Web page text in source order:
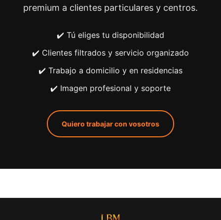
premium a clientes particulares y centros.
✔️ Tú eliges tu disponibilidad
✔️ Clientes filtrados y servicio organizado
✔️ Trabajo a domicilio y en residencias
✔️ Imagen profesional y soporte
Quiero trabajar con vosotros